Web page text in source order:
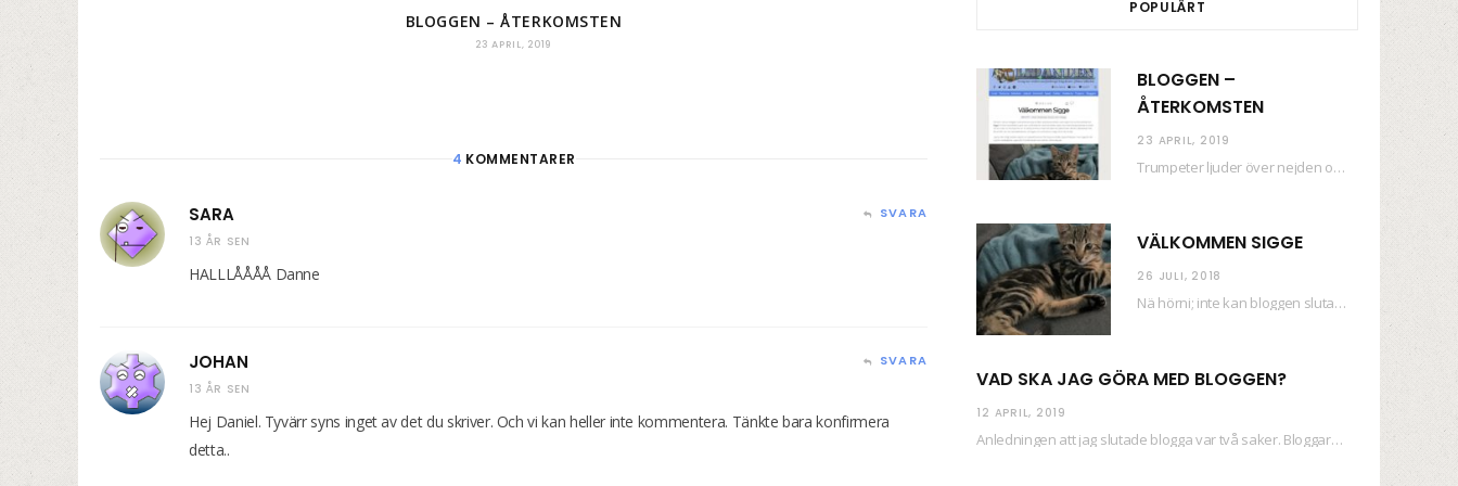
BLOGGEN – ÅTERKOMSTEN
23 APRIL, 2019
4 KOMMENTARER
SARA
13 ÅR SEN
SVARA
HALLLÅÅÅÅ Danne
JOHAN
13 ÅR SEN
SVARA
Hej Daniel. Tyvärr syns inget av det du skriver. Och vi kan heller inte kommentera. Tänkte bara konfirmera
detta..
POPULÄRT
BLOGGEN –
ÅTERKOMSTEN
23 APRIL, 2019
Trumpeter ljuder över nejden och konfetti regnar längsmed husfasaderna – FREDEN ÄR HÄR! Eller ahem.…
VÄLKOMMEN SIGGE
26 JULI, 2018
Nä hörni; inte kan bloggen sluta (eftersom jag så sällan uppdaterar skiten) i sånt supermoll.…
VAD SKA JAG GÖRA MED BLOGGEN?
12 APRIL, 2019
Anledningen att jag slutade blogga var två saker. Bloggaren Daniel skrev ut checkar som personen…